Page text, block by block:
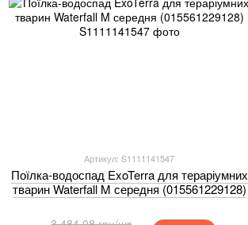
Артикул: S1111141547
Поїлка-водоспад ExoTerra для тераріумних
тварин Waterfall M середня (015561229128)